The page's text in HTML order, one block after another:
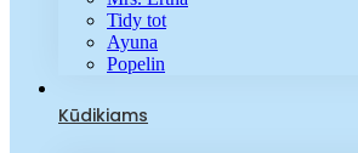
Tidy tot
Ayuna
Popelin
Kūdikiams